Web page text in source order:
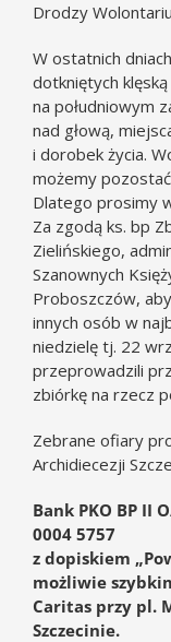
Drodzy
W ostatnich
dotkniętych
na południowym
nad głową,
i dorobek życia.
możemy
Dlatego prosimy
Za zgodą ks. bp
Zielińskiego,
Szanownych
Proboszczów,
innych osób w
niedzielę tj. 22
przeprowadzili
zbiórkę na rzecz
Zebrane ofiary
Archidiecezji
Bank PKO BP II
0004 5757
z dopiskiem
możliwie
Caritas przy pl.
Szczecinie.